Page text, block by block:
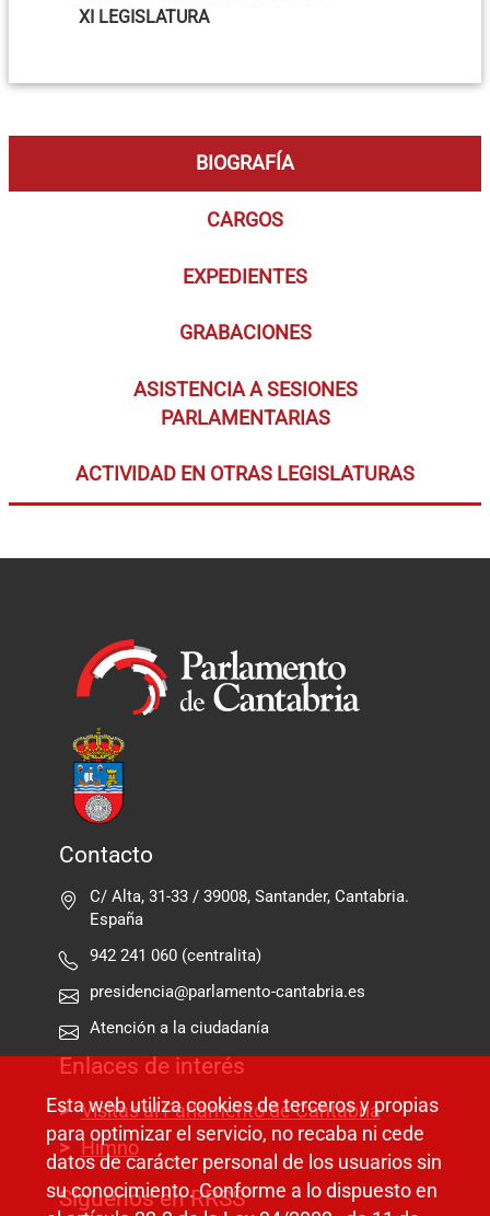
XI LEGISLATURA
BIOGRAFÍA
CARGOS
EXPEDIENTES
GRABACIONES
ASISTENCIA A SESIONES
PARLAMENTARIAS
ACTIVIDAD EN OTRAS LEGISLATURAS
Contacto
C/ Alta, 31-33 / 39008, Santander, Cantabria.
España
942 241 060 (centralita)
presidencia@parlamento-cantabria.es
Atención a la ciudadanía
Enlaces de interés
Visitas al Parlamento de Cantabria
Himno
Síguenos en RRSS
Esta web utiliza cookies de terceros y propias
para optimizar el servicio, no recaba ni cede
datos de carácter personal de los usuarios sin
su conocimiento. Conforme a lo dispuesto en